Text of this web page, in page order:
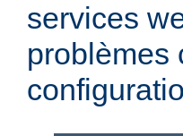
services
problèmes